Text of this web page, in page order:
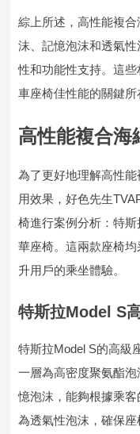
綜上所述，高性能複
沫、記憶泡沫和透氣
性和功能性支持。這
車座椅佳性能的關鍵所
高性能複合海
為了更好地理解高性
用效果，好色先生
椅進行案例分析：特
華座椅。這兩款座椅
升用戶的乘坐體驗。
特斯拉Model S
特斯拉Model S的高級
一層為高密度聚氨酯
憶泡沫，能夠根據乘
為透氣性泡沫，確保